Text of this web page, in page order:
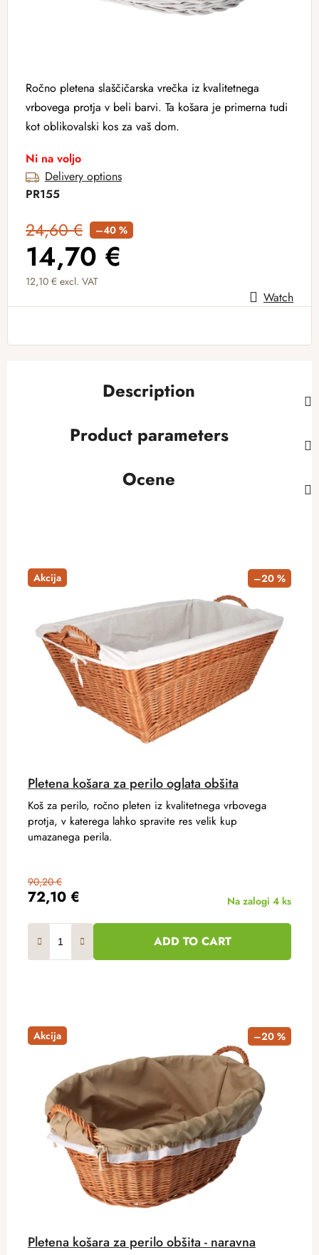
Ročno pletena slaščičarska vrečka iz kvalitetnega
vrbovega protja v beli barvi. Ta košara je primerna tudi
kot oblikovalski kos za vaš dom.
Ni na voljo
Delivery options
PR155
24,60 € –40 %
14,70 €
12,10 € excl. VAT
Measure price: Watch
Description
Product parameters
Ocene
Akcija –20 %
Pletena košara za perilo oglata obšita
72,10 €
90,20 €
Na zalogi 4 ks
ADD TO CART
Koš za perilo, ročno pleten iz kvalitetnega vrbovega
protja, v katerega lahko spravite res velik kup
umazanega perila.
Akcija –20 %
Pletena košara za perilo obšita - naravna